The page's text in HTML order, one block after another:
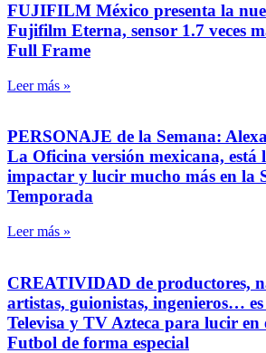
FUJIFILM México presenta la
Fujifilm Eterna, sensor 1.7 veces
Full Frame
Leer más »
PERSONAJE de la Semana:
La Oficina versión mexicana, está
impactar y lucir mucho más en la
Temporada
Leer más »
CREATIVIDAD de productores,
artistas, guionistas, ingenieros…
Televisa y TV Azteca para lucir
Futbol de forma especial